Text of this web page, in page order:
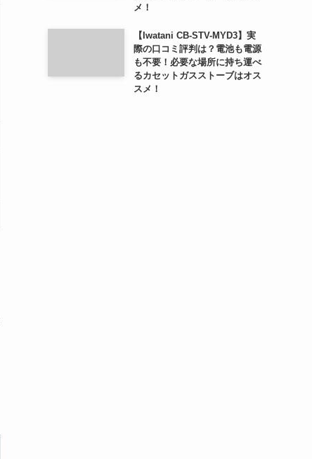
メ！
【Iwatani CB-STV-MYD3】実
際の口コミ評判は？電池も電源
も不要！必要な場所に持ち運べ
るカセットガスストーブはオス
スメ！